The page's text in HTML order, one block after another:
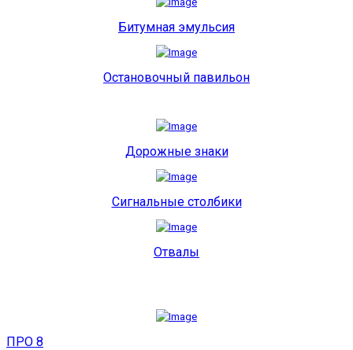
Битумная эмульсия
Остановочный павильон
Дорожные знаки
Сигнальные столбики
Отвалы
ПРО 8